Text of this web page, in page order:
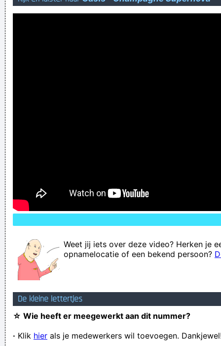
explain
Weet jij iets over deze video? Herken je
opnamelocatie of een bekend persoon?
De kleine lettertjes
☆ Wie heeft er meegewerkt aan dit nummer?
· Klik hier als je medewerkers wil toevoegen.